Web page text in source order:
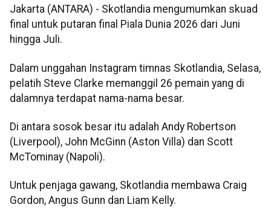
Jakarta (ANTARA) - Skotlandia mengumumkan skuad
final untuk putaran final Piala Dunia 2026 dari Juni
hingga Juli.
Dalam unggahan Instagram timnas Skotlandia, Selasa,
pelatih Steve Clarke memanggil 26 pemain yang di
dalamnya terdapat nama-nama besar.
Di antara sosok besar itu adalah Andy Robertson
(Liverpool), John McGinn (Aston Villa) dan Scott
McTominay (Napoli).
Untuk penjaga gawang, Skotlandia membawa Craig
Gordon, Angus Gunn dan Liam Kelly.